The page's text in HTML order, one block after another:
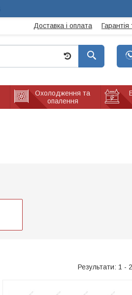
Доставка і оплата
Охолодження та
опалення
Результати: 1 -